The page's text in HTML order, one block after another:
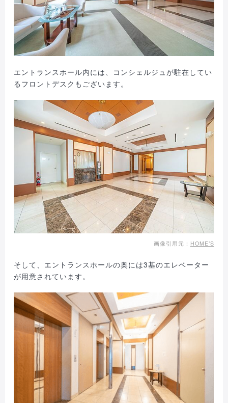
エントランスホール内には、コンシェルジュが駐在してい
るフロントデスクもございます。
画像引用元： HOME’S
そして、エントランスホールの奥には3基のエレベーター
が用意されています。